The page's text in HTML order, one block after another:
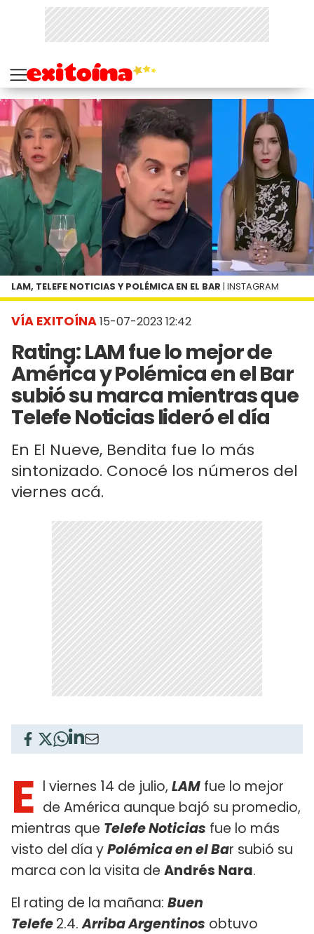
VÍA EXITOÍNA15-07-2023 12:42
Rating: LAM fue lo mejor de
América y Polémica en el Bar
subió su marca mientras que
Telefe Noticias lideró el día
En El Nueve, Bendita fue lo más
sintonizado. Conocé los números del
viernes acá.
LAM, TELEFE NOTICIAS Y POLÉMICA EN EL BAR | INSTAGRAM
E l viernes 14 de julio, LAM fue lo mejor
de América aunque bajó su promedio,
mientras que Telefe Noticias fue lo más
visto del día yPolémica en el Bar subió su
marca con la visita de Andrés Nara.
El rating de la mañana: Buen
Telefe2.4.Arriba Argentinos obtuvo